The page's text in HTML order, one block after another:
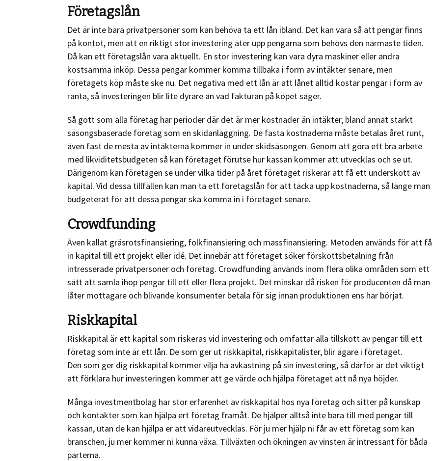
Företagslån
Det är inte bara privatpersoner som kan behöva ta ett lån ibland. Det kan vara så att pengar finns
på kontot, men att en riktigt stor investering äter upp pengarna som behövs den närmaste tiden.
Då kan ett företagslån vara aktuellt. En stor investering kan vara dyra maskiner eller andra
kostsamma inköp. Dessa pengar kommer komma tillbaka i form av intäkter senare, men
företagets köp måste ske nu. Det negativa med ett lån är att lånet alltid kostar pengar i form av
ränta, så investeringen blir lite dyrare än vad fakturan på köpet säger.
Så gott som alla företag har perioder där det är mer kostnader än intäkter, bland annat starkt
säsongsbaserade företag som en skidanläggning. De fasta kostnaderna måste betalas året runt,
även fast de mesta av intäkterna kommer in under skidsäsongen. Genom att göra ett bra arbete
med likviditetsbudgeten så kan företaget förutse hur kassan kommer att utvecklas och se ut.
Därigenom kan företagen se under vilka tider på året företaget riskerar att få ett underskott av
kapital. Vid dessa tillfällen kan man ta ett företagslån för att täcka upp kostnaderna, så länge man
budgeterat för att dessa pengar ska komma in i företaget senare.
Crowdfunding
Även kallat gräsrotsfinansiering, folkfinansiering och massfinansiering. Metoden används för att få
in kapital till ett projekt eller idé. Det innebär att företaget söker förskottsbetalning från
intresserade privatpersoner och företag. Crowdfunding används inom flera olika områden som ett
sätt att samla ihop pengar till ett eller flera projekt. Det minskar då risken för producenten då man
låter mottagare och blivande konsumenter betala för sig innan produktionen ens har börjat.
Riskkapital
Riskkapital är ett kapital som riskeras vid investering och omfattar alla tillskott av pengar till ett
företag som inte är ett lån. De som ger ut riskkapital, riskkapitalister, blir ägare i företaget.
Den som ger dig riskkapital kommer vilja ha avkastning på sin investering, så därför är det viktigt
att förklara hur investeringen kommer att ge värde och hjälpa företaget att nå nya höjder.
Många investmentbolag har stor erfarenhet av riskkapital hos nya företag och sitter på kunskap
och kontakter som kan hjälpa ert företag framåt. De hjälper alltså inte bara till med pengar till
kassan, utan de kan hjälpa er att vidareutvecklas. För ju mer hjälp ni får av ett företag som kan
branschen, ju mer kommer ni kunna växa. Tillväxten och ökningen av vinsten är intressant för båda
parterna.